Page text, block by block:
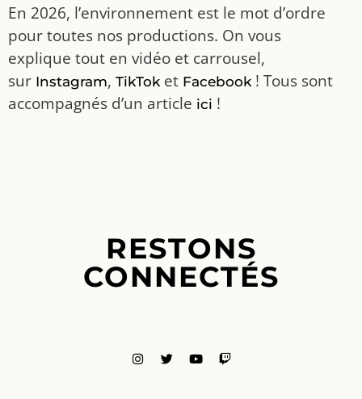
En 2026, l’environnement est le mot d’ordre
pour toutes nos productions. On vous
explique tout en vidéo et carrousel,
sur Instagram, TikToket Facebook! Tous sont
accompagnés d’un article ici !
RESTONS
CONNECTÉS